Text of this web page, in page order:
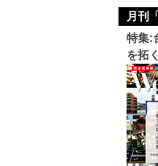
月刊
特集:
を拓